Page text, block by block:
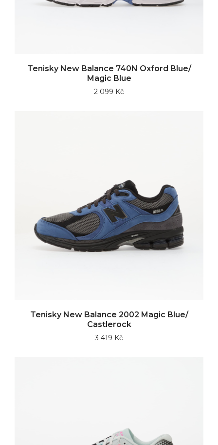
Tenisky New Balance 740N Oxford Blue/
Magic Blue
2 099 Kč
Tenisky New Balance 2002 Magic Blue/
Castlerock
3 419 Kč